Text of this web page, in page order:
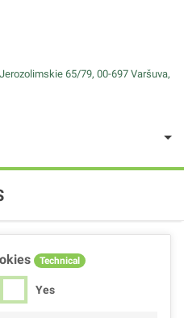
65/79, 00-697 Varšuva,
Technical
Yes